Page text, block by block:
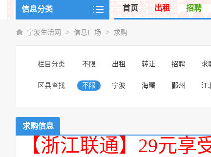
信息分类 首页 出租 招聘
宁波生活网 > 信息广场 > 求购
栏目分类 不限 出租 转让 招聘 求
区县查找 不限 宁波 海曙 鄞州 江
求购信息
【浙江联通】29元